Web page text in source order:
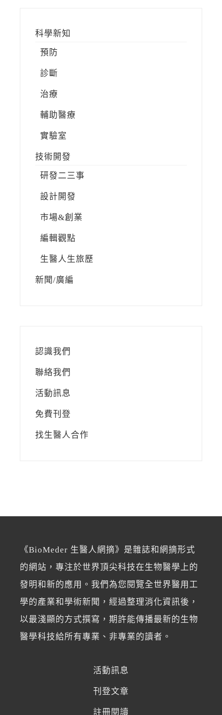
科學新知
預防
診斷
治療
輔助醫療
實驗室
技術開發
研發二三事
設計開發
市場&創業
編輯觀點
生醫人生旅歷
新聞/廣編
認識我們
聯絡我們
活動訊息
免費刊登
找生醫人合作
《BioMeder 生醫人網摘》是雜誌和網摘形式
的網站，專注於世界頂尖科技在生物醫學上的
發明和新的應用。我們為您閱覽全世界醫用工
學的產業和學術新聞，經過整理消化資訊後，
以最淺顯的方式撰寫，期許能傳播最新的生物
醫學科技給所有專業、非專業的讀者。
活動訊息
刊登文章
註冊閱讀